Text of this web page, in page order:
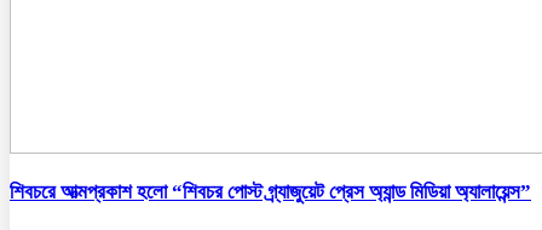
শিবচরে আত্মপ্রকাশ হলো “শিবচর পোস্ট গ্র্যাজুয়েট প্রেস অ্যান্ড মিডিয়া অ্যালায়েন্স”